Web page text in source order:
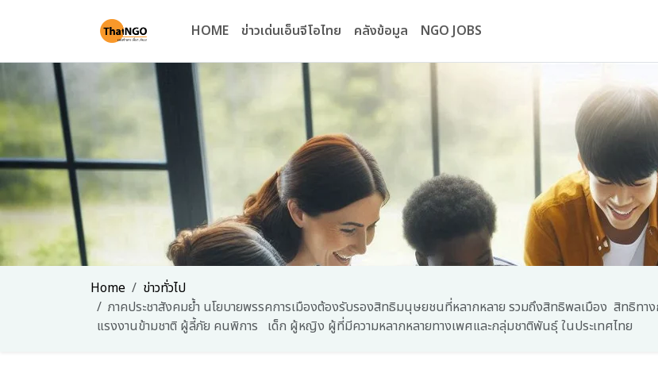
HOME ข่าวเด่นเอ็นจีโอไทย คลังข้อมูล NGO JOBS
Home
ข่าวทั่วไป
ภาคประชาสังคมย้ำ นโยบายพรรคการเมืองต้องรับรองสิทธิมนุษยชนที่หลากหลาย รวมถึงสิทธิพลเมือง สิทธิท
แรงงานข้ามชาติ ผู้ลี้ภัย คนพิการ เด็ก ผู้หญิง ผู้ที่มีความหลากหลายทางเพศและกลุ่มชาติพันธุ์ ในประเทศไทย